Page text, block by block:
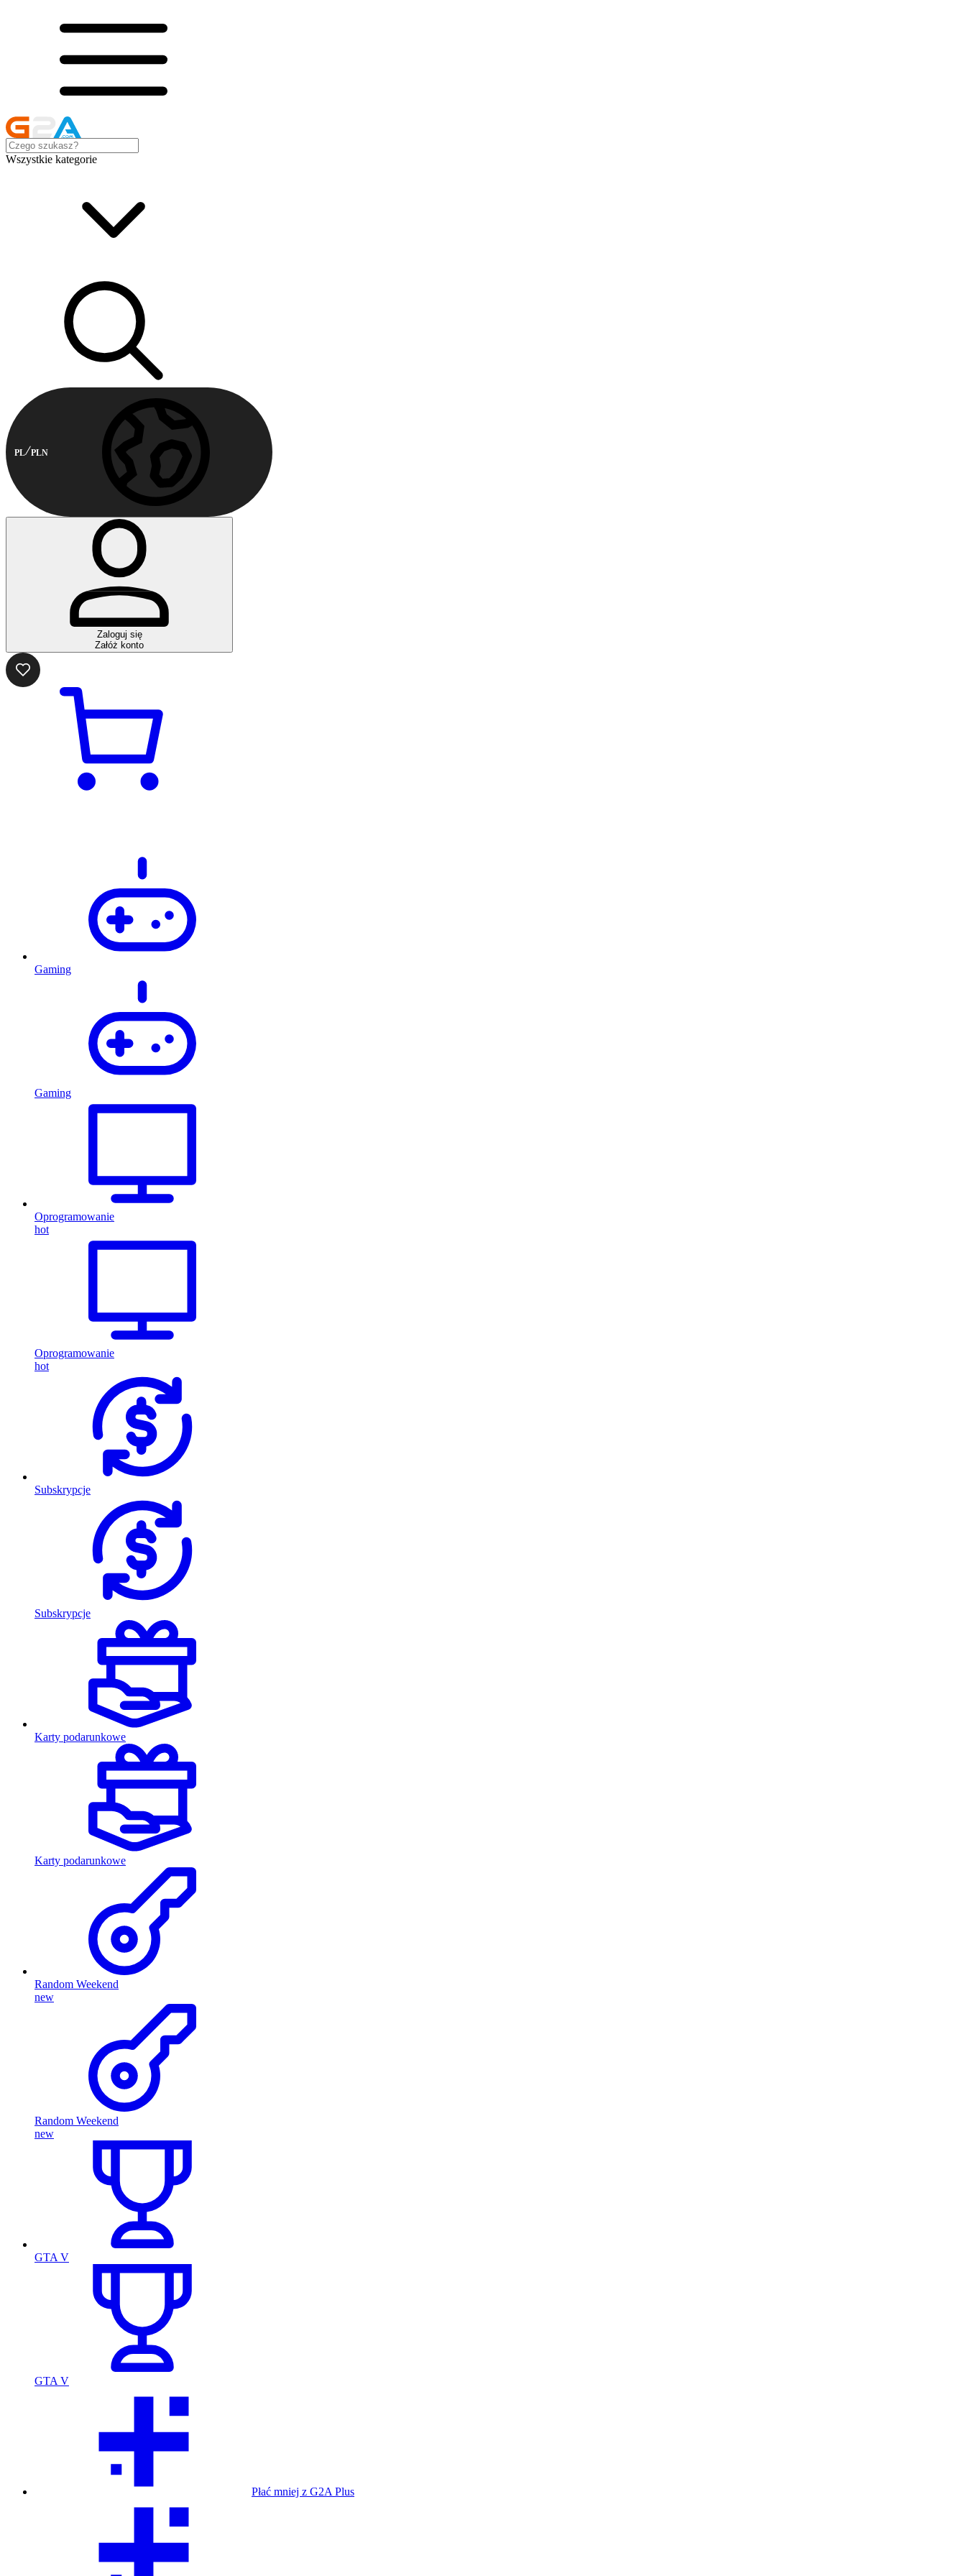
Wszystkie kategorie
PL PLN
Zaloguj się
Załóż konto
Gaming
Gaming
Oprogramowanie
hot
Oprogramowanie
hot
Subskrypcje
Subskrypcje
Karty podarunkowe
Karty podarunkowe
Random Weekend
new
Random Weekend
new
GTA V
GTA V
Płać mniej z G2A Plus